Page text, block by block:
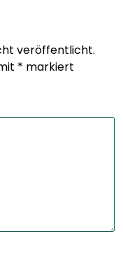
veröffentlicht.
* markiert